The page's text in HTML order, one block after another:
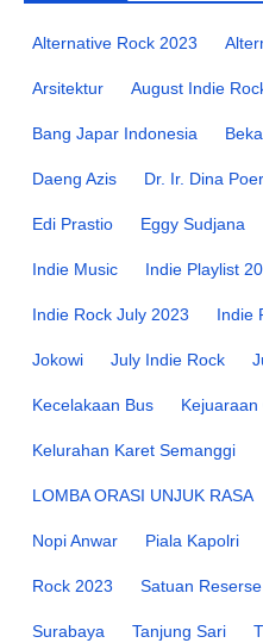
Alternative Rock 2023
Arsitektur August Indie
Bang Japar Indonesia
Daeng Azis Dr. Ir. Dina
Edi Prastio Eggy Sudjana
Indie Music Indie Playlist
Indie Rock July 2023 Indie
Jokowi July Indie Rock
Kecelakaan Bus
Kelurahan Karet Semanggi
LOMBA ORASI UNJUK RASA
Nopi Anwar Piala Kapolri
Rock 2023 Satuan
Surabaya Tanjung Sari